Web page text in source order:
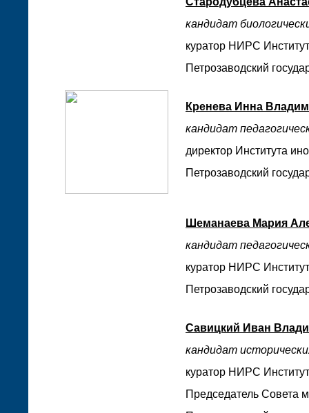
кандидат
куратор НИРС
Петрозаводский
Кренева Инна
кандидат
директор Института
Петрозаводский
Шеманаева Мария
кандидат
куратор НИРС
Петрозаводский
Савицкий Иван
кандидат
куратор НИРС
Председатель Совета